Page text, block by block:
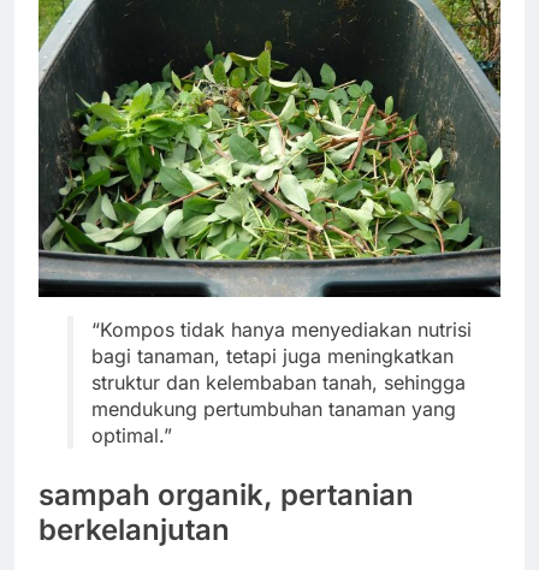
“Kompos tidak hanya menyediakan nutrisi
bagi tanaman, tetapi juga meningkatkan
struktur dan kelembaban tanah, sehingga
mendukung pertumbuhan tanaman yang
optimal.”
sampah organik, pertanian
berkelanjutan